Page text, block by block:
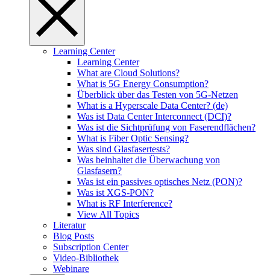
Learning Center
Learning Center
What are Cloud Solutions?
What is 5G Energy Consumption?
Überblick über das Testen von 5G-Netzen
What is a Hyperscale Data Center? (de)
Was ist Data Center Interconnect (DCI)?
Was ist die Sichtprüfung von Faserendflächen?
What is Fiber Optic Sensing?
Was sind Glasfasertests?
Was beinhaltet die Überwachung von
Glasfasern?
Was ist ein passives optisches Netz (PON)?
Was ist XGS-PON?
What is RF Interference?
View All Topics
Literatur
Blog Posts
Subscription Center
Video-Bibliothek
Webinare